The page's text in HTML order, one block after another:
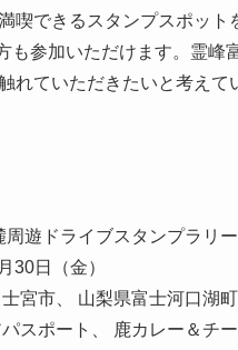
喫できるスタンプスポッ
も参加いただけます。霊峰
れていただきたいと考えて
遊ドライブスタンプラリ
30日（金）
宮市、 山梨県富士河口湖
スポート、 鹿カレー＆チ